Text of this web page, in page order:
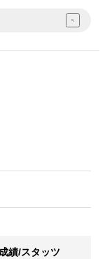
績/スタッツ